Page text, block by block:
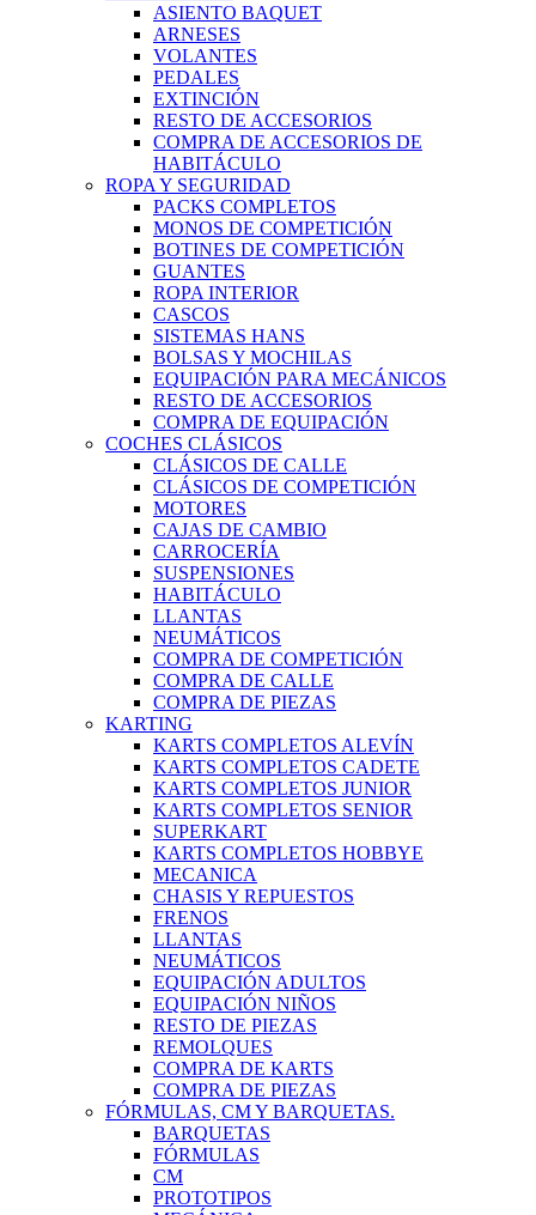
ASIENTO BAQUET
ARNESES
VOLANTES
PEDALES
EXTINCIÓN
RESTO DE ACCESORIOS
COMPRA DE ACCESORIOS DE
HABITÁCULO
ROPA Y SEGURIDAD
PACKS COMPLETOS
MONOS DE COMPETICIÓN
BOTINES DE COMPETICIÓN
GUANTES
ROPA INTERIOR
CASCOS
SISTEMAS HANS
BOLSAS Y MOCHILAS
EQUIPACIÓN PARA MECÁNICOS
RESTO DE ACCESORIOS
COMPRA DE EQUIPACIÓN
COCHES CLÁSICOS
CLÁSICOS DE CALLE
CLÁSICOS DE COMPETICIÓN
MOTORES
CAJAS DE CAMBIO
CARROCERÍA
SUSPENSIONES
HABITÁCULO
LLANTAS
NEUMÁTICOS
COMPRA DE COMPETICIÓN
COMPRA DE CALLE
COMPRA DE PIEZAS
KARTING
KARTS COMPLETOS ALEVÍN
KARTS COMPLETOS CADETE
KARTS COMPLETOS JUNIOR
KARTS COMPLETOS SENIOR
SUPERKART
KARTS COMPLETOS HOBBYE
MECANICA
CHASIS Y REPUESTOS
FRENOS
LLANTAS
NEUMÁTICOS
EQUIPACIÓN ADULTOS
EQUIPACIÓN NIÑOS
RESTO DE PIEZAS
REMOLQUES
COMPRA DE KARTS
COMPRA DE PIEZAS
FÓRMULAS, CM Y BARQUETAS.
BARQUETAS
FÓRMULAS
CM
PROTOTIPOS